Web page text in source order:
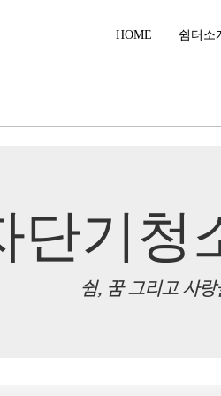
HOME 쉼터소
단기청
쉼, 꿈 그리고 사